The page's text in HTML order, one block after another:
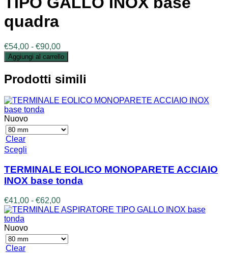
quadra
€54,00 - €90,00Fascia
di
prezzo:
da
€54,00
€90,00
Aggiungi al carrello
Prodotti simili
Nuovo
Clear
Scegli
ha
più
varianti.
Le
opzioni
possono
scelte
nella
TERMINALE EOLICO MONOPARETE ACCIAIO
INOX base tonda
€41,00 - €62,00Fascia
di
€41,00
a
Nuovo
Clear